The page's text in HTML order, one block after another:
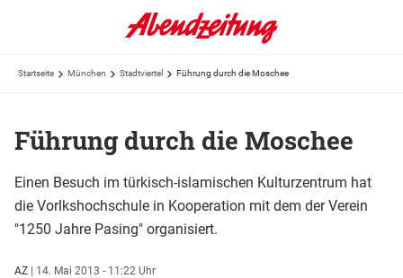
Startseite München Stadtviertel Führung durch die Moschee
Führung durch die Moschee
Einen Besuch im türkisch-islamischen Kulturzentrum hat
die Vorlkshochschule in Kooperation mit dem der Verein
"1250 Jahre Pasing" organisiert.
AZ | 14. Mai 2013 - 11:22 Uhr